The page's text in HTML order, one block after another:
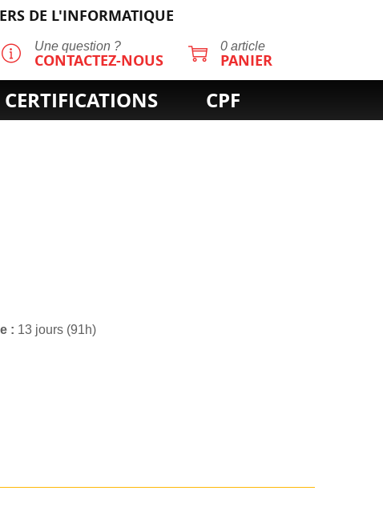
DE L'INFORMATIQUE
Une question ?
CONTACTEZ-NOUS
0 article
PANIER
CERTIFICATIONS CPF
13 jours (91h)